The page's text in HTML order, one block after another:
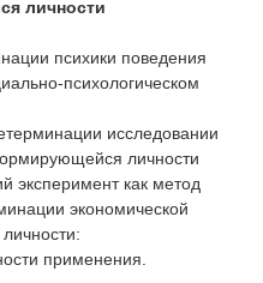
личности
психики поведения
психологическом
исследовании
личности
эксперимент как метод
экономической
применения.